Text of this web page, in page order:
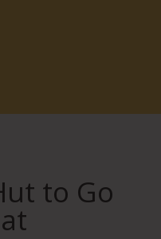
to Go